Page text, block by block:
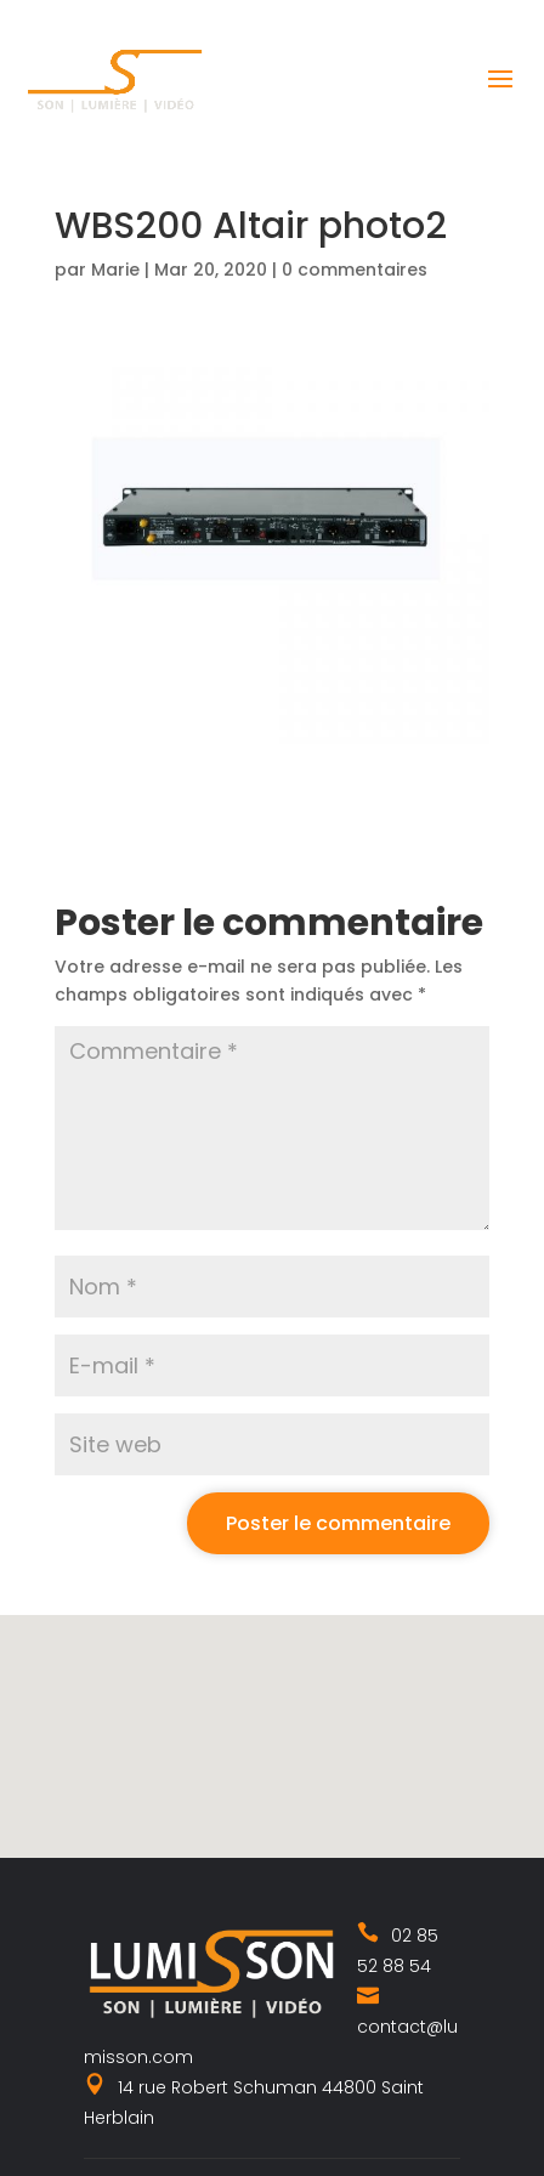
WBS200 Altair photo2
par Marie| Mar 20, 2020 | 0 commentaires
Poster le commentaire
Votre adresse e-mail ne sera pas publiée. Les
champs obligatoires sont indiqués avec *
02 85
52 88 54
contact@lu
misson.com
14 rue Robert Schuman 44800 Saint
Herblain